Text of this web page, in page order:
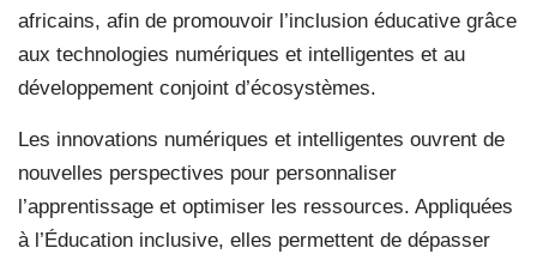
africains, afin de promouvoir l’inclusion éducative grâce
aux technologies numériques et intelligentes et au
développement conjoint d’écosystèmes.
Les innovations numériques et intelligentes ouvrent de
nouvelles perspectives pour personnaliser
l’apprentissage et optimiser les ressources. Appliquées
à l’Éducation inclusive, elles permettent de dépasser